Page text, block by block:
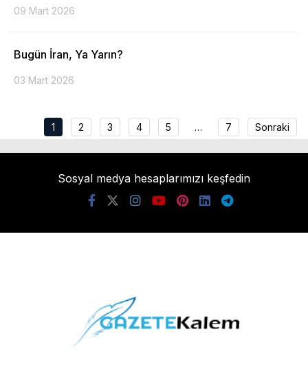
09 Mart 2026
Bugün İran, Ya Yarın?
03 Mart 2026
1 2 3 4 5 … 7 Sonraki
Sosyal medya hesaplarımızı keşfedin